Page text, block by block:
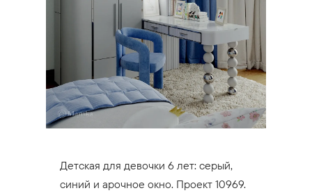
Детская для девочки 6 лет: серый,
синий и арочное окно. Проект 10969.